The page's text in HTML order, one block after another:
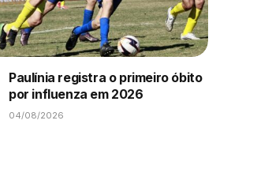
Paulínia registra o primeiro óbito
por influenza em 2026
04/08/2026